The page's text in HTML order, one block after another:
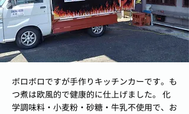
ボロボロですが手作りキッチンカーです。も
つ煮は欧風的で健康的に仕上げました。 化
学調味料・小麦粉・砂糖・牛乳不使用で、お